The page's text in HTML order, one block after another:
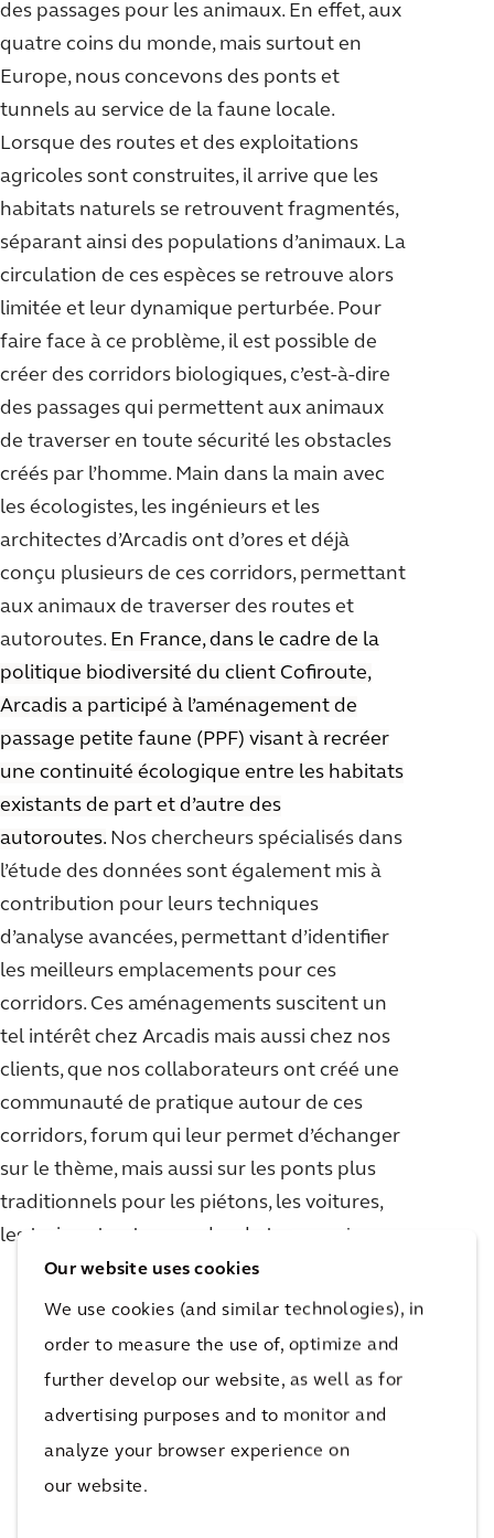
Our website uses cookies
We use cookies (and similar technologies), in
order to measure the use of, optimize and
further develop our website, as well as for
advertising purposes and to monitor and
analyze your browser experience on
our website.
des passages pour les animaux. En effet, aux
quatre coins du monde, mais surtout en
Europe, nous concevons des ponts et
tunnels au service de la faune locale.
Lorsque des routes et des exploitations
agricoles sont construites, il arrive que les
habitats naturels se retrouvent fragmentés,
séparant ainsi des populations d’animaux. La
circulation de ces espèces se retrouve alors
limitée et leur dynamique perturbée. Pour
faire face à ce problème, il est possible de
créer des corridors biologiques, c’est-à-dire
des passages qui permettent aux animaux
de traverser en toute sécurité les obstacles
créés par l’homme. Main dans la main avec
les écologistes, les ingénieurs et les
architectes d’Arcadis ont d’ores et déjà
conçu plusieurs de ces corridors, permettant
aux animaux de traverser des routes et
autoroutes. En France, dans le cadre de la
politique biodiversité du client Cofiroute,
Arcadis a participé à l’aménagement de
passage petite faune (PPF) visant à recréer
une continuité écologique entre les habitats
existants de part et d’autre des
autoroutes. Nos chercheurs spécialisés dans
l’étude des données sont également mis à
contribution pour leurs techniques
d’analyse avancées, permettant d’identifier
les meilleurs emplacements pour ces
corridors. Ces aménagements suscitent un
tel intérêt chez Arcadis mais aussi chez nos
clients, que nos collaborateurs ont créé une
communauté de pratique autour de ces
corridors, forum qui leur permet d’échanger
sur le thème, mais aussi sur les ponts plus
traditionnels pour les piétons, les voitures,
les trains et autres modes de transport.